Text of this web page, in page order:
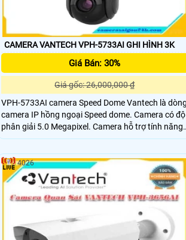
CAMERA VANTECH VPH-5733AI GHI HÌNH 3K
Giá Bán: 30%
Giá gốc: 26,000,000 ₫
VPH-5733AI camera Speed Dome Vantech là dòng
camera IP hồng ngoại Speed dome. Camera có độ
phân giải 5.0 Megapixel. Camera hỗ trợ tính năng
zoom 33x PTZ
4026